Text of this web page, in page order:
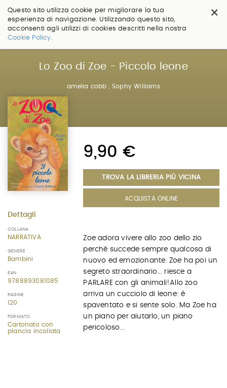
×
Questo sito utilizza cookie per migliorare la tua
esperienza di navigazione. Utilizzando questo sito,
acconsenti agli utilizzi di cookies descritti nella nostra
Cookie Policy.
Salta
Lo Zoo di Zoe - Piccolo leone
amelia cobb Sophy Williams
Dettagli
COLLANA
NARRATIVA
GENERE
Bambini
EAN
9788893081085
PAGINE
120
FORMATO
Cartonato con
plancia incollata
9,90 €
TROVA LA LIBRERIA PIÙ VICINA
ACQUISTA ONLINE
Zoe adora vivere allo zoo dello zio
perché succede sempre qualcosa di
nuovo ed emozionante. Zoe ha poi un
segreto straordinario... riesce a
PARLARE con gli animali!Allo zoo
arriva un cucciolo di leone: è
spaventato e si sente solo. Ma Zoe ha
un piano per aiutarlo, un piano
pericoloso...